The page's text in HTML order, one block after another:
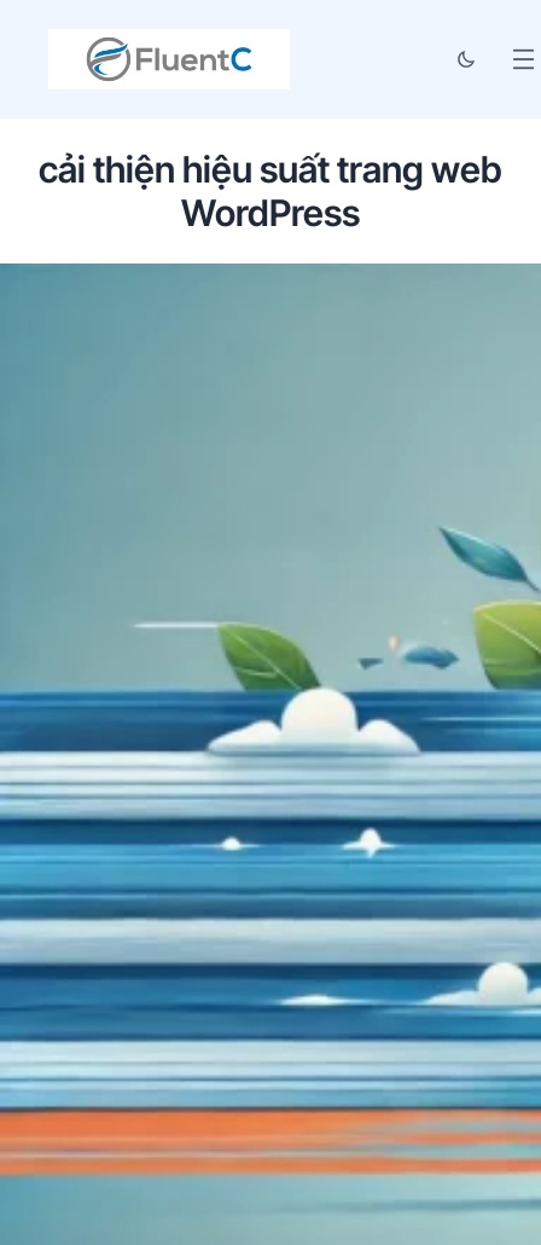
cải thiện hiệu suất trang web
WordPress